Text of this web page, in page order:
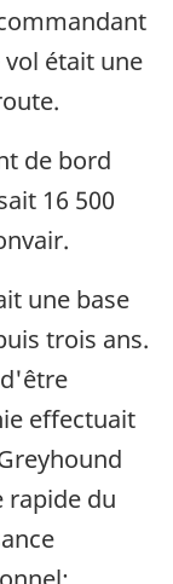
était une
de bord
16 500
une base
trois ans.
effectuait
rapide du